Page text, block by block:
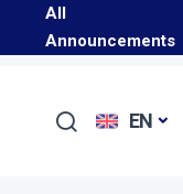
All
Announcements
EN